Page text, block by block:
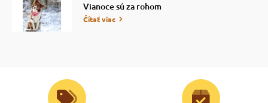
Vianoce sú za rohom
Čítať viac